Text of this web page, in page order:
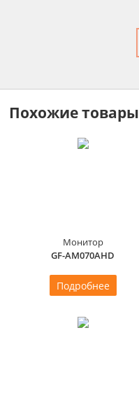
Похожие товары
Монитор
GF-AM070AHD
Подробнее